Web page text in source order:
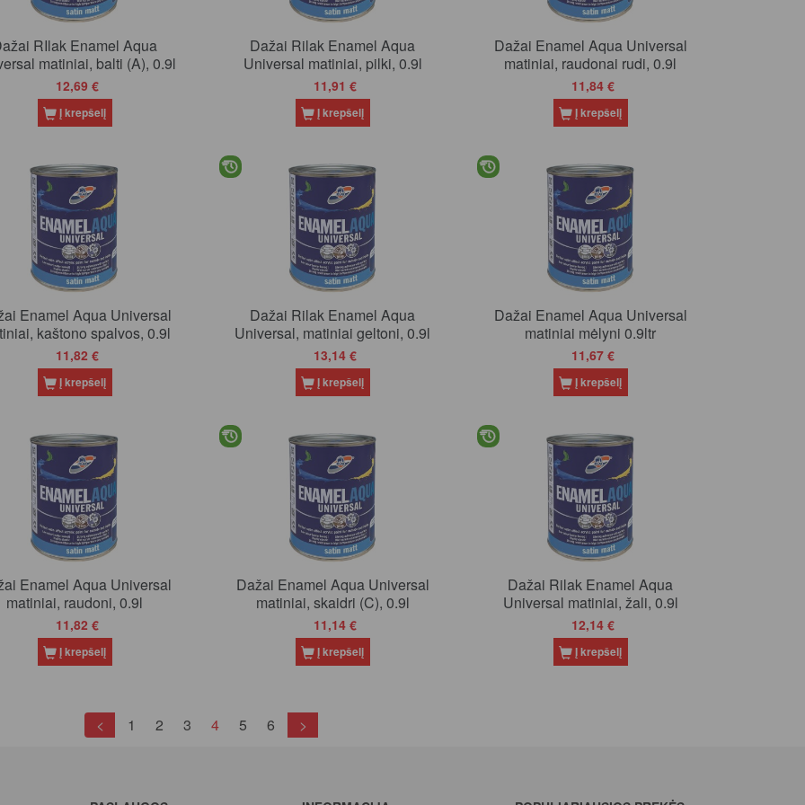
RIlak Enamel Aqua
matiniai, balti (A), 0.9l
12,69 €
Į krepšelį
Dažai Rilak Enamel Aqua
Universal matiniai, pilki, 0.9l
11,91 €
Į krepšelį
Dažai Enamel Aqua Universal
matiniai, raudonai rudi, 0.9l
11,84 €
Į krepšelį
Enamel Aqua Universal
kaštono spalvos, 0.9l
11,82 €
Į krepšelį
Dažai Rilak Enamel Aqua
Universal, matiniai geltoni, 0.9l
13,14 €
Į krepšelį
Dažai Enamel Aqua Universal
matiniai mėlyni 0.9ltr
11,67 €
Į krepšelį
Enamel Aqua Universal
matiniai, raudoni, 0.9l
11,82 €
Į krepšelį
Dažai Enamel Aqua Universal
matiniai, skaidri (C), 0.9l
11,14 €
Į krepšelį
Dažai Rilak Enamel Aqua
Universal matiniai, žali, 0.9l
12,14 €
Į krepšelį
< 1 2 3 4(current)
5 6 >